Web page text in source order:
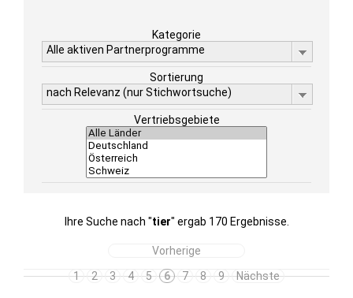
Kategorie
Alle aktiven Partnerprogramme
Sortierung
nach Relevanz (nur Stichwortsuche)
Vertriebsgebiete
Ihre Suche nach "tier" ergab 170 Ergebnisse.
Vorherige
1
2 3 4 5 6 7 8 9 Nächste